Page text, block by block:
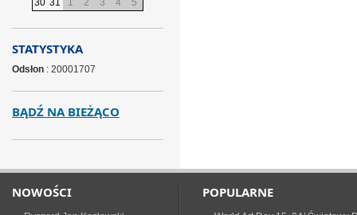
30 31 1 2 3 4 5
STATYSTYKA
Odsłon: 20001707
BĄDŹ NA BIEŻĄCO
NOWOŚCI POPULARNE